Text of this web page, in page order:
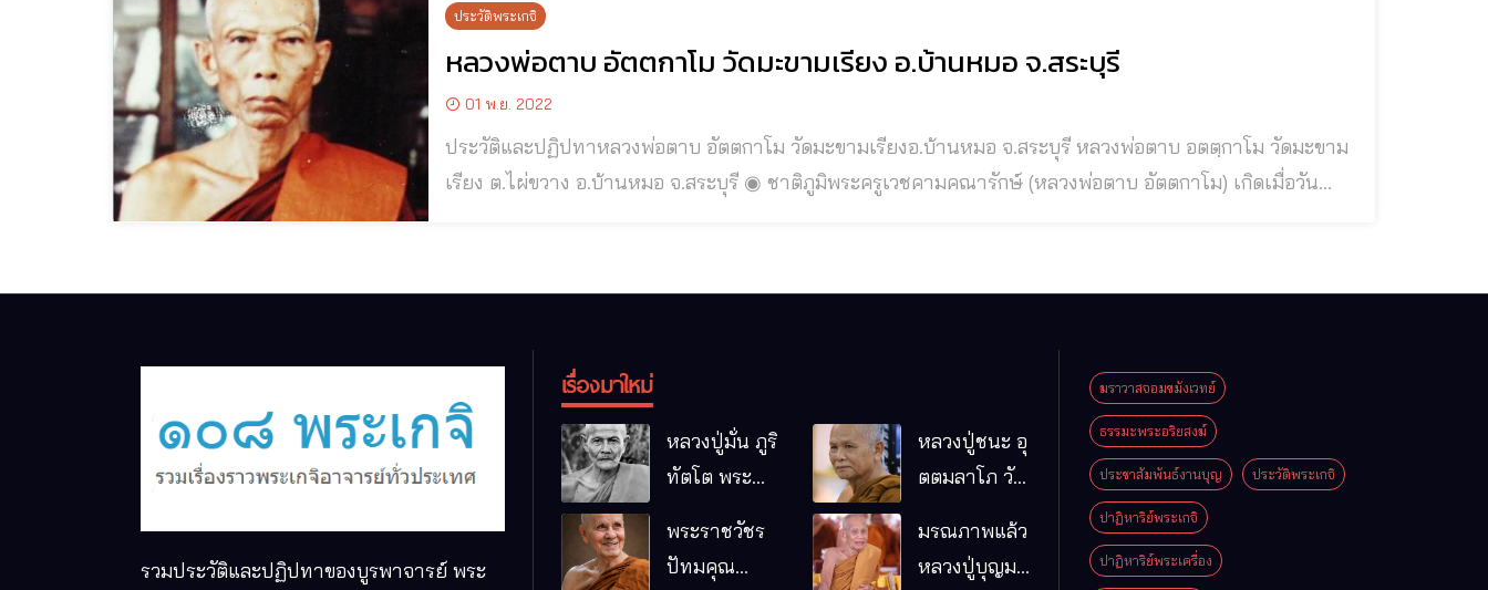
ประวัติพระเกจิ
หลวงพ่อตาบ อัตตกาโม วัดมะขามเรียง อ.บ้านหมอ จ.สระบุรี
01 พ.ย. 2022
ประวัติและปฏิปทาหลวงพ่อตาบ อัตตกาโม วัดมะขามเรียงอ.บ้านหมอ จ.สระบุรี หลวงพ่อตาบ อตตฺกาโม วัดมะขาม
เรียง ต.ไผ่ขวาง อ.บ้านหมอ จ.สระบุรี ◉ ชาติภูมิพระครูเวชคามคณารักษ์ (หลวงพ่อตาบ อัตตกาโม) เกิดเมื่อวัน
รวมประวัติและปฏิปทาของบูรพาจารย์ พระ
เรื่องมาใหม่
หลวงปู่มั่น ภูริ
ทัตโต พระ
พระกรรมฐาน
หลวงปู่ชนะ อุ
ตตมลาโภ วัด
จ.มหาสารคาม
พระราชวัชร
ปัทมคุณ
มรณภาพแล้ว
หลวงปู่บุญมา
ฆราวาสจอมขมังเวทย์
ธรรมะพระอริยสงฆ์
ประชาสัมพันธ์งานบุญ ประวัติพระเกจิ
ปาฏิหาริย์พระเกจิ
ปาฏิหาริย์พระเครื่อง